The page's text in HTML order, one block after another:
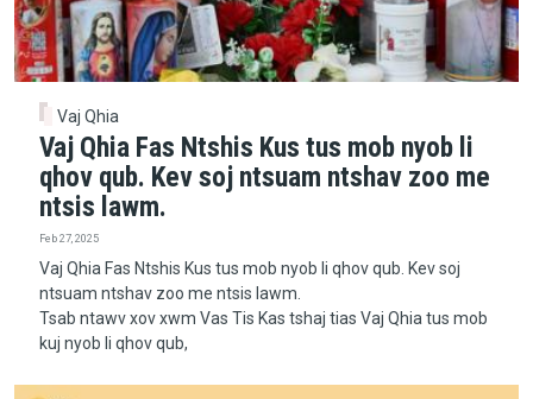
Vaj Qhia
Vaj Qhia Fas Ntshis Kus tus mob nyob li
qhov qub. Kev soj ntsuam ntshav zoo me
ntsis lawm.
Feb 27, 2025
Vaj Qhia Fas Ntshis Kus tus mob nyob li qhov qub. Kev soj
ntsuam ntshav zoo me ntsis lawm.
Tsab ntawv xov xwm Vas Tis Kas tshaj tias Vaj Qhia tus mob
kuj nyob li qhov qub,